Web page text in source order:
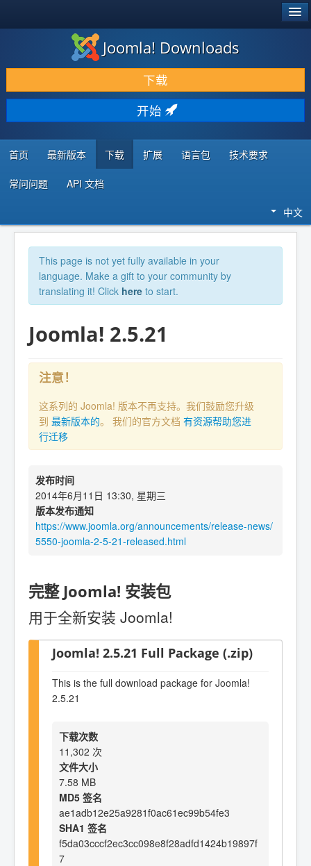
下载 & 扩展
发现 & 学习
社区 & 支持
开发者资源
Joomla! Downloads
下载
开始
首页 最新版本 下载 扩展 语言包 技术要求
常问问题 API 文档
中文
This page is not yet fully available in your
language. Make a gift to your community by
translating it! Click here to start.
Joomla! 2.5.21
注意！
这系列的 Joomla! 版本不再支持。我们鼓励您升级
到 最新版本的。 我们的官方文档 有资源帮助您进
行迁移
发布时间
2014年6月11日 13:30, 星期三
版本发布通知
https://www.joomla.org/announcements/release-news/
5550-joomla-2-5-21-released.html
完整 Joomla! 安装包
用于全新安装 Joomla!
Joomla! 2.5.21 Full Package (.zip)
This is the full download package for Joomla!
2.5.21
下载次数
11,302 次
文件大小
7.58 MB
MD5 签名
ae1adb12e25a9281f0ac61ec99b54fe3
SHA1 签名
f5da03cccf2ec3cc098e8f28adfd1424b19897f
7